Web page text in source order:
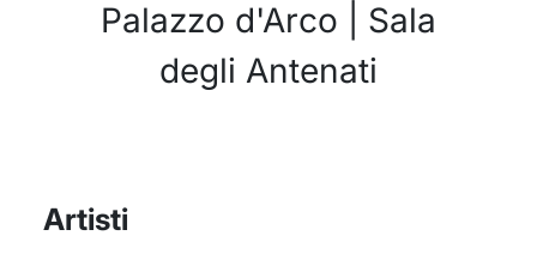
Palazzo d'Arco | Sala
degli Antenati
Artisti